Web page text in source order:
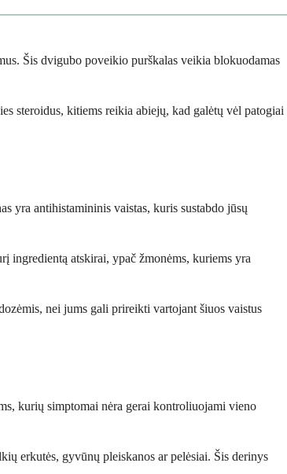
Šis dvigubo poveikio purškalas veikia blokuodamas
steroidus, kitiems reikia abiejų, kad galėtų vėl patogiai
yra antihistamininis vaistas, kuris sustabdo jūsų
ingredientą atskirai, ypač žmonėms, kuriems yra
nei jums gali prireikti vartojant šiuos vaistus
kurių simptomai nėra gerai kontroliuojami vieno
erkutės, gyvūnų pleiskanos ar pelėsiai. Šis derinys